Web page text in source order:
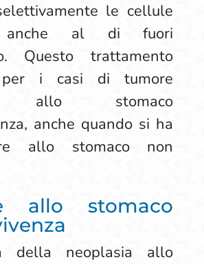
le cellule
anche al di fuori
Questo trattamento
per i casi di tumore
allo stomaco
anche quando si ha
allo stomaco non
allo stomaco
della neoplasia allo